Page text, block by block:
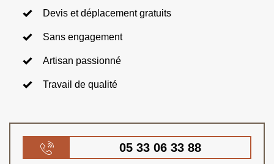
Devis et déplacement gratuits
Sans engagement
Artisan passionné
Travail de qualité
05 33 06 33 88